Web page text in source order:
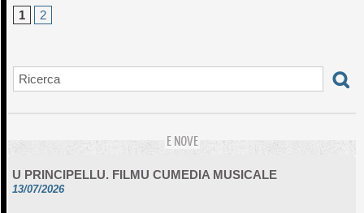
1 2
E NOVE
13/07/2026